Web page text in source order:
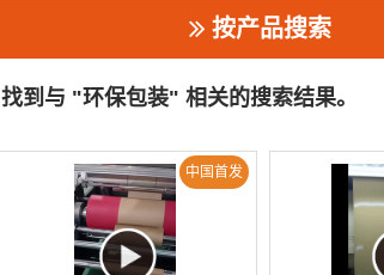
按产品搜索
找到与 "环保包装" 相关的搜索结果。
中国首发